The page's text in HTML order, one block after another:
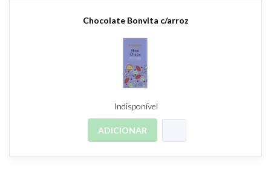
Chocolate Bonvita c/arroz
Indisponível
ADICIONAR